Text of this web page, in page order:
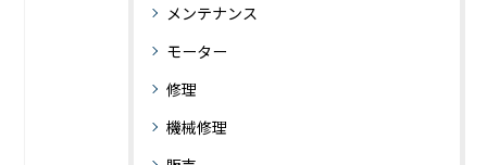
メンテナンス
モーター
修理
機械修理